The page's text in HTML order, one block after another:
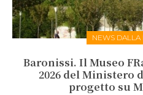
NEWS DALLA
Baronissi. Il Museo
2026 del Ministero
progetto su